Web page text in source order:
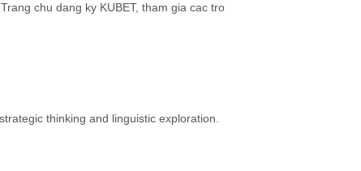
chu dang ky KUBET, tham gia cac tro
thinking and linguistic exploration.